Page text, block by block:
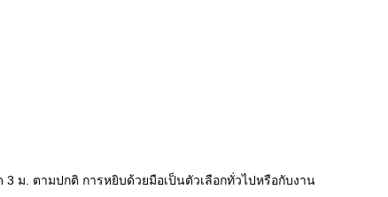
ม. ตามปกติ การหยิบด้วยมือเป็นตัวเลือกทั่วไปหรือกับงาน